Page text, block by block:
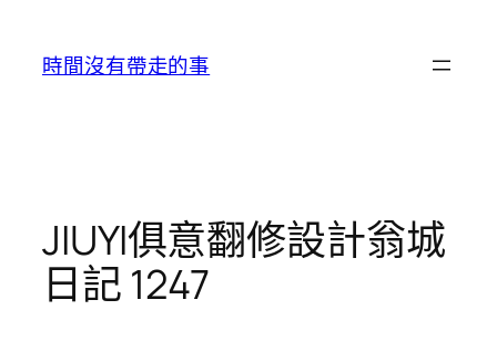
時間沒有帶走的事
JIUYI俱意翻修設計翁城
日記 1247